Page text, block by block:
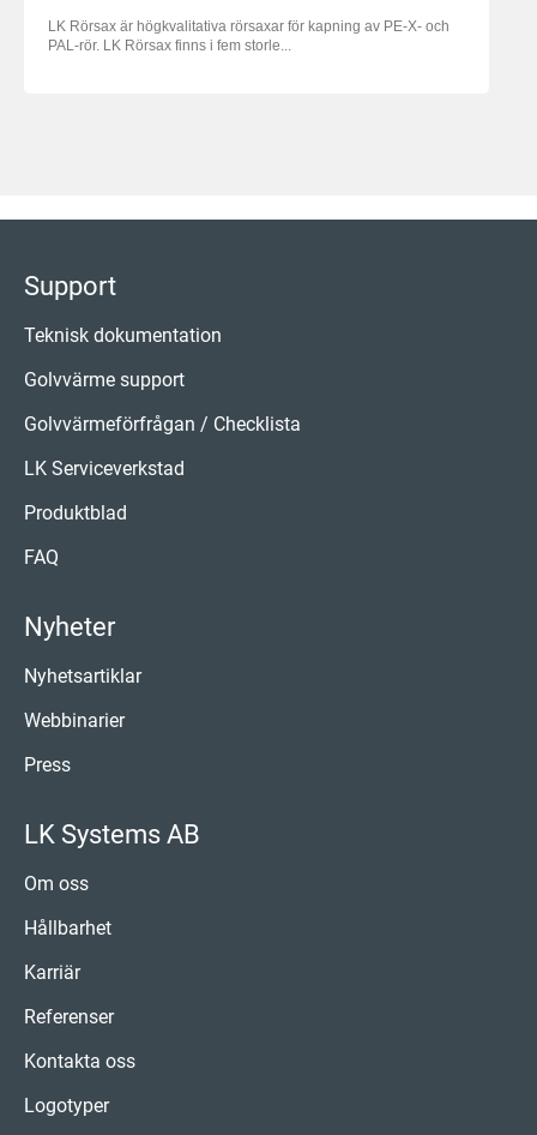
LK Rörsax är högkvalitativa rörsaxar för kapning av PE-X- och
PAL-rör. LK Rörsax finns i fem storle...
Support
Teknisk dokumentation
Golvvärme support
Golvvärmeförfrågan / Checklista
LK Serviceverkstad
Produktblad
FAQ
Nyheter
Nyhetsartiklar
Webbinarier
Press
LK Systems AB
Om oss
Hållbarhet
Karriär
Referenser
Kontakta oss
Logotyper